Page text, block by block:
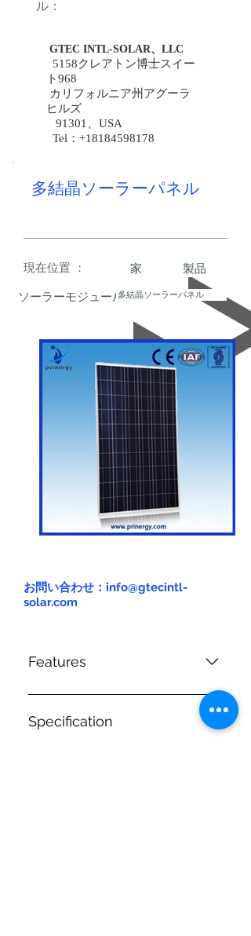
ル：
GTEC INTL-SOLAR、LLC
5158クレアトン博士スイー
ト968
カリフォルニア州アグーラ
ヒルズ
91301、USA
Tel：+18184598178
多結晶ソーラーパネル
現在位置 ： 家
製品
ソーラーモジュール多結晶ソーラーパネル
お問い合わせ：info@gtecintl-
solar.com
Features
...
Specification